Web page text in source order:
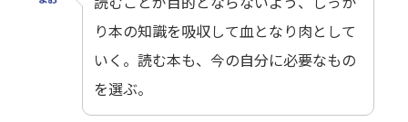
り本の知識を吸収して血となり肉として
いく。読む本も、今の自分に必要なもの
を選ぶ。